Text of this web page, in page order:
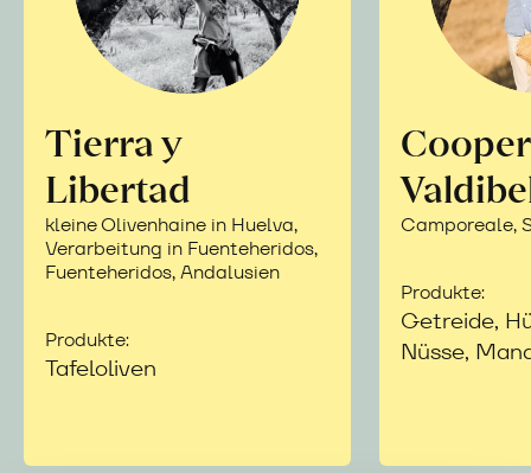
Tierra y
Libertad
kleine Olivenhaine in Huelva,
Verarbeitung in Fuenteheridos,
Fuenteheridos, Andalusien
Produkte:
Tafeloliven
Camporeale,
Produkte:
Getreide,
Nüsse,